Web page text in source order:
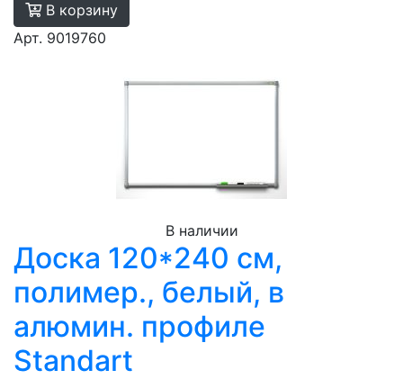
В корзину
Арт. 9019760
В наличии
Доска 120*240 см,
полимер., белый, в
алюмин. профиле
Standart